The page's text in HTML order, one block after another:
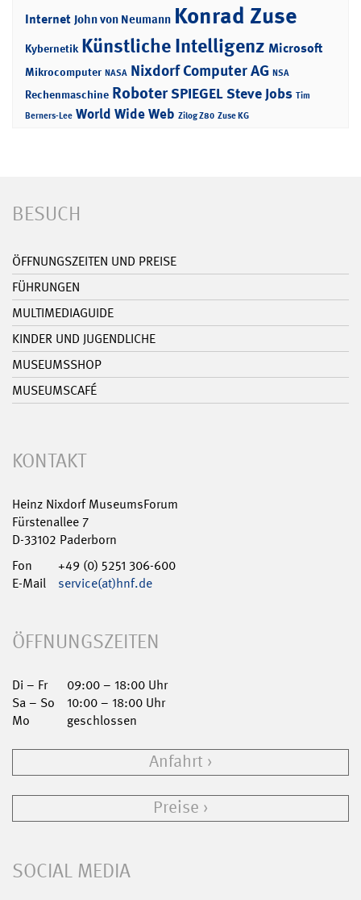
Internet John von Neumann Konrad Zuse
Kybernetik Künstliche Intelligenz Microsoft
Mikrocomputer NASA Nixdorf Computer AG NSA
Rechenmaschine RoboterSPIEGELSteve Jobs Tim
Berners-Lee World Wide Web Zilog Z80 Zuse KG
BESUCH
ÖFFNUNGSZEITEN UND PREISE
FÜHRUNGEN
MULTIMEDIAGUIDE
KINDER UND JUGENDLICHE
MUSEUMSSHOP
MUSEUMSCAFÉ
KONTAKT
Heinz Nixdorf MuseumsForum
Fürstenallee 7
D-33102 Paderborn
Fon
+49 (0) 5251 306-600
E-Mail
service(at)hnf.de
ÖFFNUNGSZEITEN
Di – Fr
09:00 – 18:00 Uhr
Sa – So
10:00 – 18:00 Uhr
Mo
geschlossen
Anfahrt
Preise
SOCIAL MEDIA